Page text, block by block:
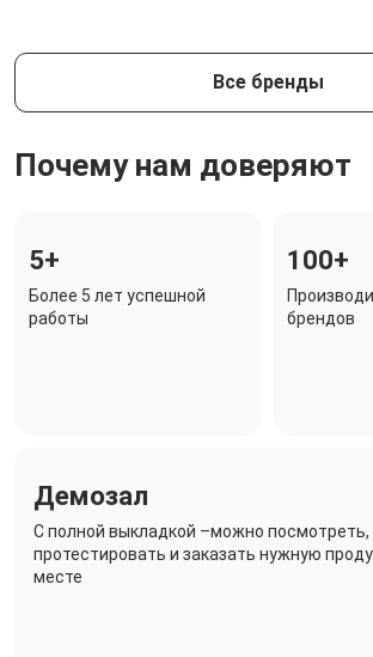
Все бренды
Почему нам доверяют
5+
Более 5 лет успешной
работы
100+
брендов
Демозал
C полной выкладкой –можно посмотреть,
протестировать и заказать нужную
месте